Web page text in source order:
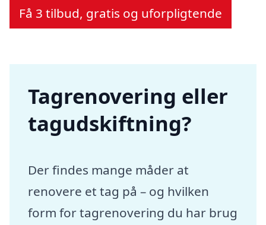
Få 3 tilbud, gratis og uforpligtende
Tagrenovering eller
tagudskiftning?
Der findes mange måder at
renovere et tag på – og hvilken
form for tagrenovering du har brug